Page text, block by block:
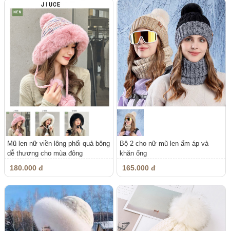
Mũ len nữ viền lông phối quả bông
dễ thương cho mùa đông
180.000 đ
Bộ 2 cho nữ mũ len ấm áp và
khăn ống
165.000 đ